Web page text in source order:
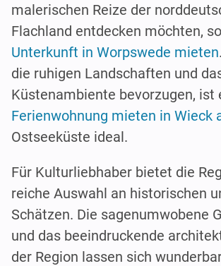
malerischen Reize der
Flachland entdecken möchten,
Unterkunft in Worpswede mieten
die ruhigen Landschaften und
Küstenambiente bevorzugen, ist
Ferienwohnung mieten in Wieck
Ostseeküste ideal.
Für Kulturliebhaber bietet die
reiche Auswahl an historischen
Schätzen. Die sagenumwobene
und das beeindruckende
der Region lassen sich